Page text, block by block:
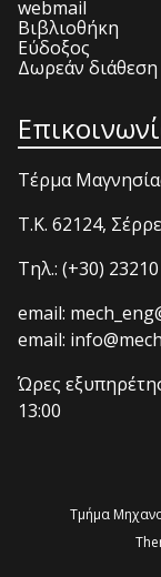
webmail
Βιβλιοθήκη
Εύδοξος
Δωρεάν διάθεση
Τέρμα
T.K. 62124,
Τηλ.: (+30)
email:
email:
Ώρες
13:00
Τμήμα